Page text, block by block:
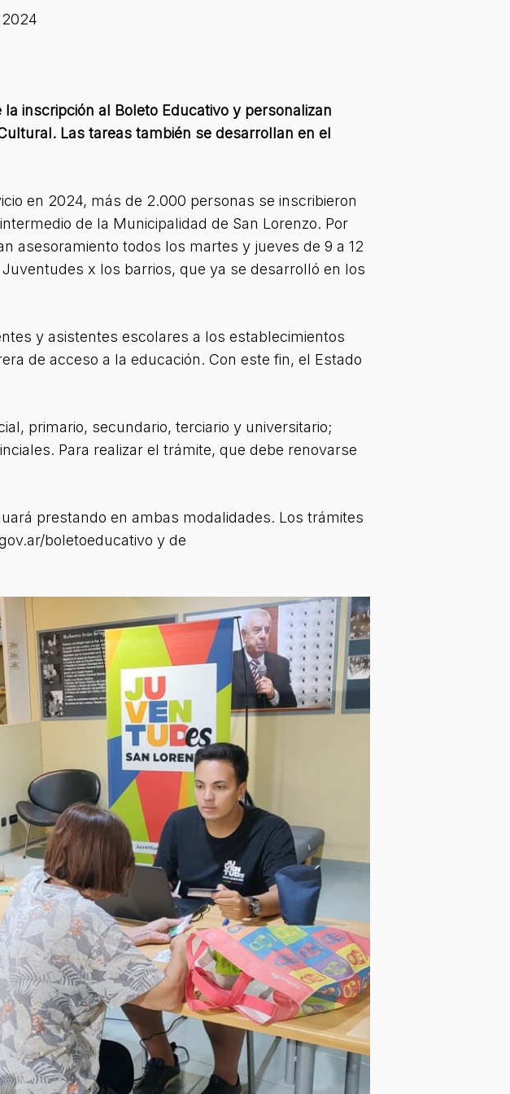
inscripción al Boleto Educativo y personalizan
Las tareas también se desarrollan en el
en 2024, más de 2.000 personas se inscribieron
de la Municipalidad de San Lorenzo. Por
asesoramiento todos los martes y jueves de 9 a 12
x los barrios, que ya se desarrolló en los
y asistentes escolares a los establecimientos
de acceso a la educación. Con este fin, el Estado
primario, secundario, terciario y universitario;
Para realizar el trámite, que debe renovarse
prestando en ambas modalidades. Los trámites
boletoeducativo y de